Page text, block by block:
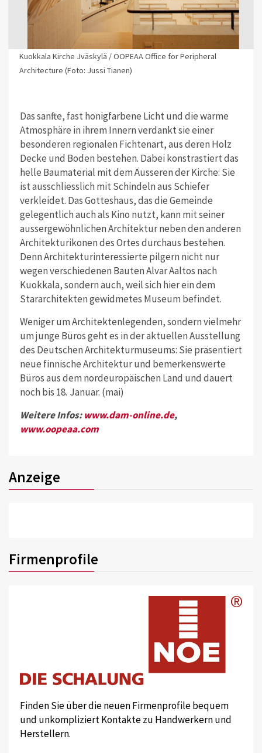
Kuokkala Kirche Jväskylä / OOPEAA Office for Peripheral
Architecture (Foto: Jussi Tianen)
Das sanfte, fast honigfarbene Licht und die warme
Atmosphäre in ihrem Innern verdankt sie einer
besonderen regionalen Fichtenart, aus deren Holz
Decke und Boden bestehen. Dabei konstrastiert das
helle Baumaterial mit dem Äusseren der Kirche: Sie
ist ausschliesslich mit Schindeln aus Schiefer
verkleidet. Das Gotteshaus, das die Gemeinde
gelegentlich auch als Kino nutzt, kann mit seiner
aussergewöhnlichen Architektur neben den anderen
Architekturikonen des Ortes durchaus bestehen.
Denn Architekturinteressierte pilgern nicht nur
wegen verschiedenen Bauten Alvar Aaltos nach
Kuokkala, sondern auch, weil sich hier ein dem
Stararchitekten gewidmetes Museum befindet.
Weniger um Architektenlegenden, sondern vielmehr
um junge Büros geht es in der aktuellen Ausstellung
des Deutschen Architekturmuseums: Sie präsentiert
neue finnische Architektur und bemerkenswerte
Büros aus dem nordeuropäischen Land und dauert
noch bis 18. Januar. (mai)
Weitere Infos:www.dam-online.de,
www.oopeaa.com
Anzeige
Firmenprofile
Finden Sie über die neuen Firmenprofile bequem
und unkompliziert Kontakte zu Handwerkern und
Herstellern.